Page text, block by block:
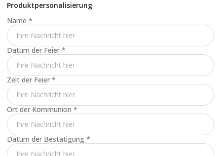
Produktpersonalisierung
Name *
Datum der Feier *
Zeit der Feier *
Ort der Kommunion *
Datum der Bestätigung *